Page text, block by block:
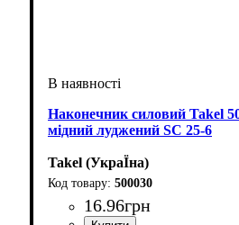
Наконечник силовий Takel
мідний луджений SC 25-6
Takel (УкраЇна)
500030
16.96грн